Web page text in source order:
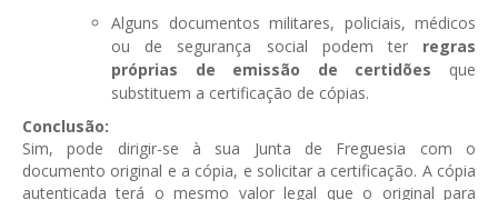
Alguns documentos militares, policiais, médicos
ou de segurança social podem ter regras
próprias de emissão de certidões que
substituem a certificação de cópias.
Conclusão:
Sim, pode dirigir-se à sua Junta de Freguesia com o
documento original e a cópia, e solicitar a certificação. A cópia
autenticada terá o mesmo valor legal que o original para